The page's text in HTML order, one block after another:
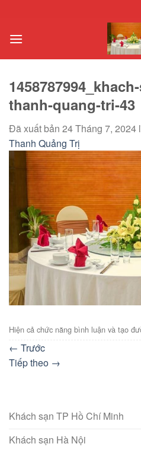
nội
thanh-quang-tri-43
Đã xuất bản 24 Tháng 7, 2024
Thanh Quảng Trị
Hiện cả chức năng bình luận và tạo
← Trước
Tiếp theo →
Khách sạn TP Hồ Chí Minh
Khách sạn Hà Nội